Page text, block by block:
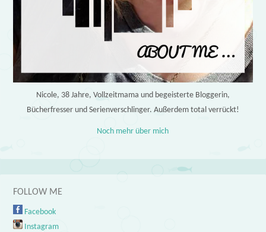
Nicole, 38 Jahre, Vollzeitmama und begeisterte Bloggerin,
Bücherfresser und Serienverschlinger. Außerdem total verrückt!
Noch mehr über mich
FOLLOW ME
Facebook
Instagram